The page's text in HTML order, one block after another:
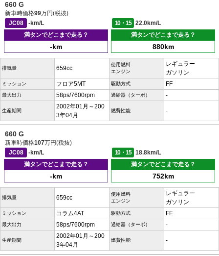
660 G
新車時価格99万円(税抜)
JC08
-km/L 10・15
22.0km/L
満タンでどこまで走る？
-km
満タンでどこまで走る？
880km
排気量 659cc
使用燃料
エンジン
レギュラー
ガソリン
ミッション フロア5MT 駆動方式 FF
最大出力 58ps/7600rpm 過給器（ターボ） -
生産期間
2002年01月～200
3年04月
燃費性能 -
660 G
新車時価格107万円(税抜)
JC08
-km/L 10・15
18.8km/L
満タンでどこまで走る？
-km
満タンでどこまで走る？
752km
排気量 659cc
使用燃料
エンジン
レギュラー
ガソリン
ミッション コラム4AT 駆動方式 FF
最大出力 58ps/7600rpm 過給器（ターボ） -
生産期間
2002年01月～200
3年04月
燃費性能 -